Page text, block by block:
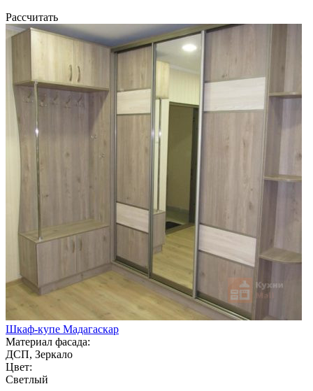
Рассчитать
Шкаф-купе Мадагаскар
Материал фасада:
ДСП, Зеркало
Цвет:
Светлый